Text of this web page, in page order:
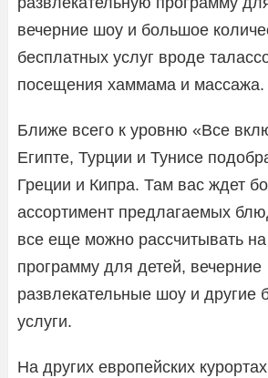
вечерние шоу и большое
бесплатных услуг вроде
посещения хаммама и массажа.
Ближе всего к уровню «Все
Египте, Турции и Тунисе
Греции и Кипра. Там вас ждет
ассортимент предлагаемых
все еще можно рассчитывать
программу для детей, вечерние
развлекательные шоу и другие
услуги.
На других европейских